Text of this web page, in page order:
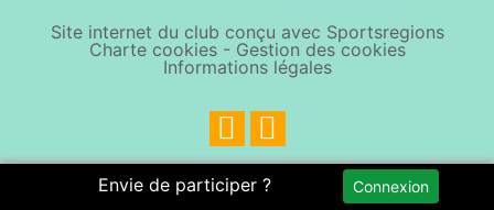
Envie de participer ? Connexion
Site internet du club conçu avec Sportsregions
Charte cookies- Gestion des cookies
Informations légales